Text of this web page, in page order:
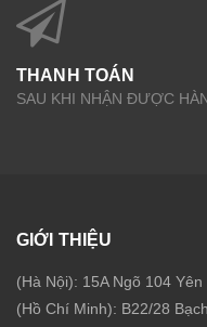
THANH TOÁN
SAU KHI NHẬN ĐƯỢC
GIỚI THIỆU
(Hà Nội): 15A Ngõ 104
(Hồ Chí Minh): B22/28